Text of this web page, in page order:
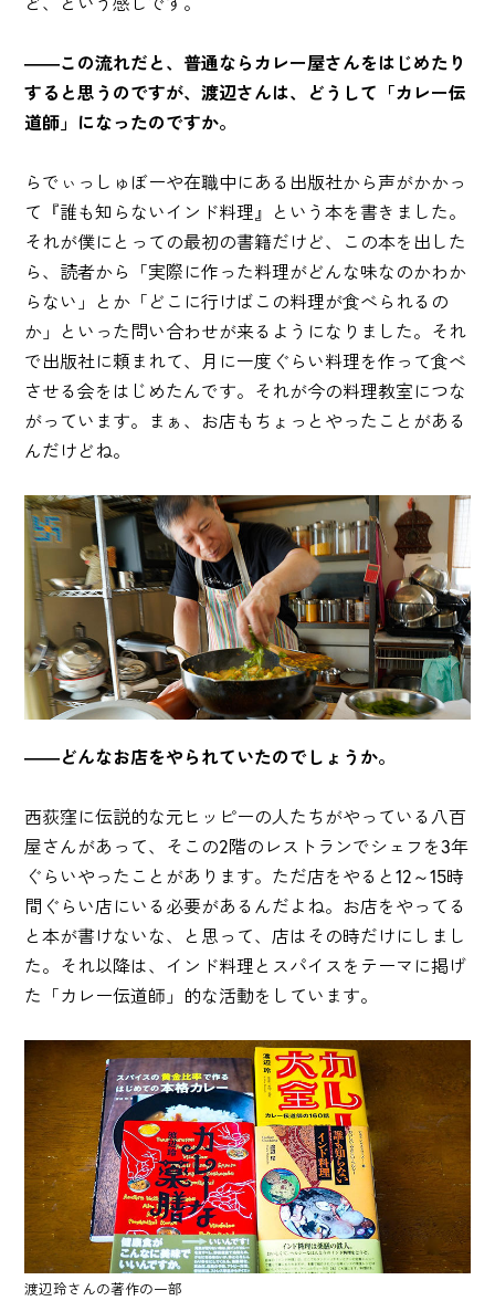
――この流れだと、普通ならカレー屋さんをはじめたり
すると思うのですが、渡辺さんは、どうして「カレー伝
道師」になったのですか。
らでぃっしゅぼーや在職中にある出版社から声がかかっ
て『誰も知らないインド料理』という本を書きました。
それが僕にとっての最初の書籍だけど、この本を出した
ら、読者から「実際に作った料理がどんな味なのかわか
らない」とか「どこに行けばこの料理が食べられるの
か」といった問い合わせが来るようになりました。それ
で出版社に頼まれて、月に一度ぐらい料理を作って食べ
させる会をはじめたんです。それが今の料理教室につな
がっています。まぁ、お店もちょっとやったことがある
んだけどね。
――どんなお店をやられていたのでしょうか。
西荻窪に伝説的な元ヒッピーの人たちがやっている八百
屋さんがあって、そこの2階のレストランでシェフを3年
ぐらいやったことがあります。ただ店をやると12～15時
間ぐらい店にいる必要があるんだよね。お店をやってる
と本が書けないな、と思って、店はその時だけにしまし
た。それ以降は、インド料理とスパイスをテーマに掲げ
た「カレー伝道師」的な活動をしています。
渡辺玲さんの著作の一部